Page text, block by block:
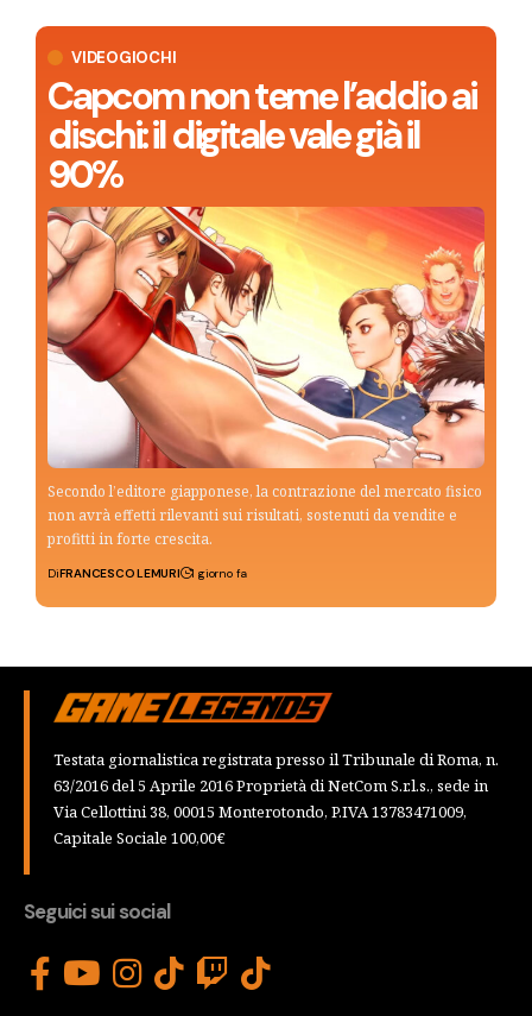
VIDEOGIOCHI
Capcom non teme l’addio ai
dischi: il digitale vale già il
90%
Secondo l’editore giapponese, la contrazione del mercato fisico
non avrà effetti rilevanti sui risultati, sostenuti da vendite e
profitti in forte crescita.
DiFRANCESCO LEMURI 1 giorno fa
Testata giornalistica registrata presso il Tribunale di Roma, n.
63/2016 del 5 Aprile 2016 Proprietà di NetCom S.r.l.s., sede in
Via Cellottini 38, 00015 Monterotondo, P.IVA 13783471009,
Capitale Sociale 100,00€
Seguici sui social